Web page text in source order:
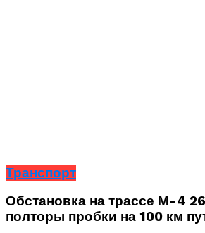
Транспорт
Обстановка на трассе М-4
полторы пробки на 100 км